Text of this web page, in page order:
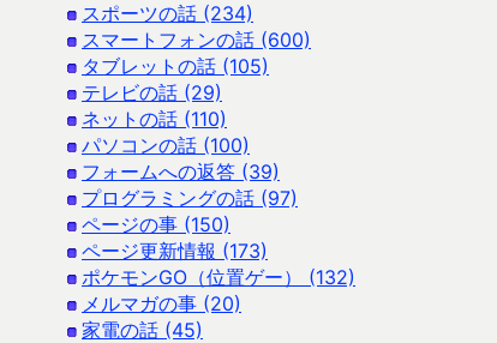
スポーツの話 (234)
スマートフォンの話 (600)
タブレットの話 (105)
テレビの話 (29)
ネットの話 (110)
パソコンの話 (100)
フォームへの返答 (39)
プログラミングの話 (97)
ページの事 (150)
ページ更新情報 (173)
ポケモンGO（位置ゲー） (132)
メルマガの事 (20)
家電の話 (45)